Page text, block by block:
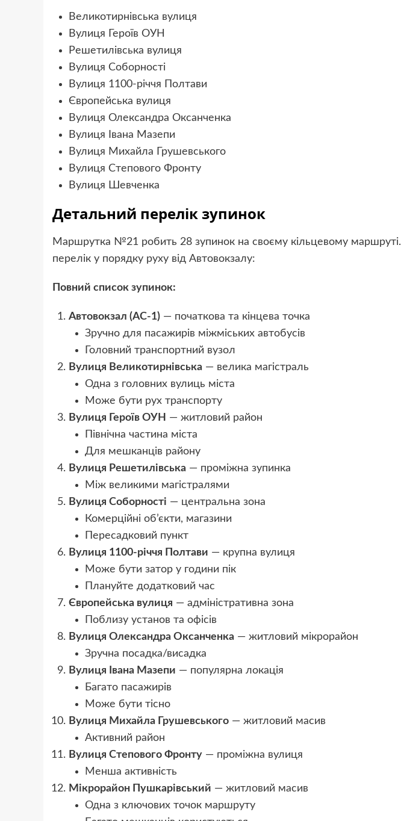
Великотирнівська вулиця
Вулиця Героїв ОУН
Решетилівська вулиця
Вулиця Соборності
Вулиця 1100-річчя Полтави
Європейська вулиця
Вулиця Олександра Оксанченка
Вулиця Івана Мазепи
Вулиця Михайла Грушевського
Вулиця Степового Фронту
Вулиця Шевченка
Детальний перелік зупинок
Маршрутка №21 робить 28 зупинок на своєму кільцевому
перелік у порядку руху від Автовокзалу:
Повний список зупинок:
Автовокзал (АС-1) — початкова та кінцева точка
Зручно для пасажирів міжміських автобусів
Головний транспортний вузол
Вулиця Великотирнівська — велика магістраль
Одна з головних вулиць міста
Може бути рух транспорту
Вулиця Героїв ОУН — житловий район
Північна частина міста
Для мешканців району
Вулиця Решетилівська — проміжна зупинка
Між великими магістралями
Вулиця Соборності — центральна зона
Комерційні об’єкти, магазини
Пересадковий пункт
Вулиця 1100-річчя Полтави — крупна вулиця
Може бути затор у години пік
Плануйте додатковий час
Європейська вулиця — адміністративна зона
Поблизу установ та офісів
Вулиця Олександра Оксанченка — житловий мікрорайон
Зручна посадка/висадка
Вулиця Івана Мазепи — популярна локація
Багато пасажирів
Може бути тісно
Вулиця Михайла Грушевського — житловий масив
Активний район
Вулиця Степового Фронту — проміжна вулиця
Менша активність
Мікрорайон Пушкарівський — житловий масив
Одна з ключових точок маршруту